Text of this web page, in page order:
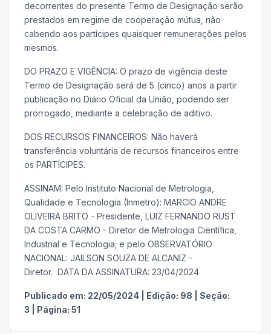
decorrentes do presente Termo de Designação serão
prestados em regime de cooperação mútua, não
cabendo aos partícipes quaisquer remunerações pelos
mesmos.
DO PRAZO E VIGÊNCIA: O prazo de vigência deste
Termo de Designação será de 5 (cinco) anos a partir
publicação no Diário Oficial da União, podendo ser
prorrogado, mediante a celebração de aditivo.
DOS RECURSOS FINANCEIROS: Não haverá
transferência voluntária de recursos financeiros entre
os PARTÍCIPES.
ASSINAM: Pelo Instituto Nacional de Metrologia,
Qualidade e Tecnologia (Inmetro): MARCIO ANDRE
OLIVEIRA BRITO - Presidente, LUIZ FERNANDO RUST
DA COSTA CARMO - Diretor de Metrologia Científica,
Industrial e Tecnologia; e pelo OBSERVATÓRIO
NACIONAL: JAILSON SOUZA DE ALCANIZ -
Diretor. DATA DA ASSINATURA: 23/04/2024
Publicado em: 22/05/2024 Edição: 98
Seção:
3
Página: 51